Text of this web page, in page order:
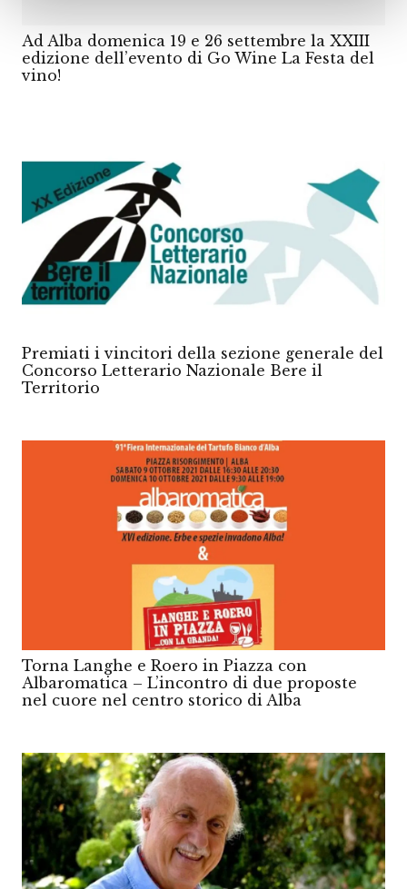
Ad Alba domenica 19 e 26 settembre la XXIII
edizione dell’evento di Go Wine La Festa del
vino!
Premiati i vincitori della sezione generale del
Concorso Letterario Nazionale Bere il
Territorio
Torna Langhe e Roero in Piazza con
Albaromatica – L’incontro di due proposte
nel cuore nel centro storico di Alba